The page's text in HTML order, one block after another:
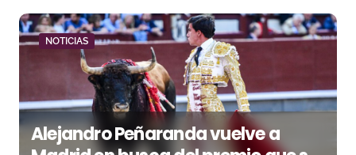
NOTICIAS
Alejandro Peñaranda vuelve a